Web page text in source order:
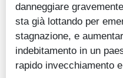
danneggiare
sta già lottando per
stagnazione, e
indebitamento in un
rapido invecchiamento